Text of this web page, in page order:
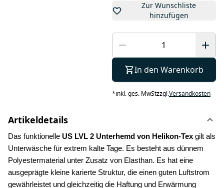
Zur Wunschliste
hinzufügen
In den Warenkorb
*inkl. ges. MwStzzgl.Versandkosten
Artikeldetails
Das funktionelle US LVL 2 Unterhemd von Helikon-Tex gilt als
Unterwäsche für extrem kalte Tage. Es besteht aus dünnem
Polyestermaterial unter Zusatz von Elasthan. Es hat eine
ausgeprägte kleine karierte Struktur, die einen guten Luftstrom
gewährleistet und gleichzeitig die Haftung und Erwärmung